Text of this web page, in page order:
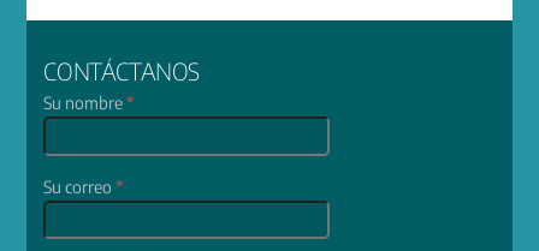
CONTÁCTANOS
Su nombre*
Su correo*